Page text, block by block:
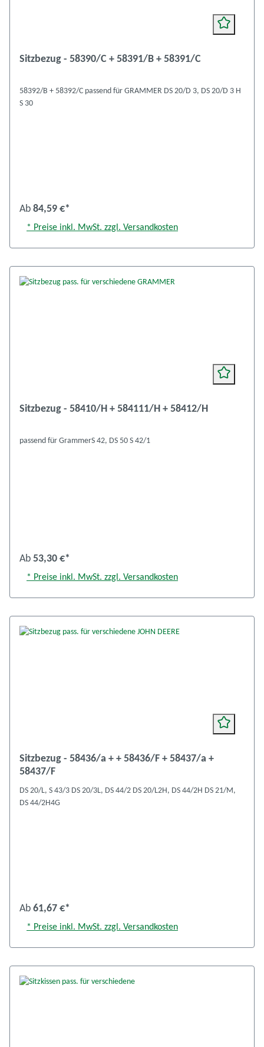
Sitzbezug - 58390/C + 58391/B + 58391/C
58392/B + 58392/C passend für GRAMMER DS 20/D 3, DS 20/D 3 H
S 30
Ab 84,59 €*
* Preise inkl. MwSt. zzgl. Versandkosten
Sitzbezug - 58410/H + 584111/H + 58412/H
passend für GrammerS 42, DS 50 S 42/1
Ab 53,30 €*
* Preise inkl. MwSt. zzgl. Versandkosten
Sitzbezug - 58436/a + + 58436/F + 58437/a +
58437/F
DS 20/L, S 43/3 DS 20/3L, DS 44/2 DS 20/L2H, DS 44/2H DS 21/M,
DS 44/2H4G
Ab 61,67 €*
* Preise inkl. MwSt. zzgl. Versandkosten